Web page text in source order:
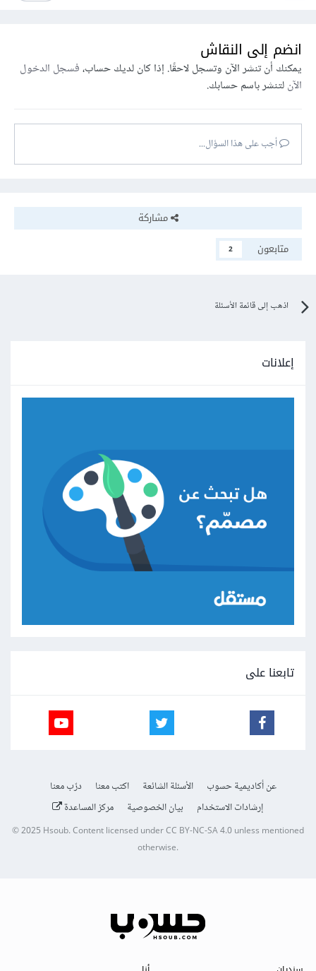
ثم اتبع التعليمات:
rm -Rf ios/Pods
rm -Rf ios/Flutter/Flutter.framework
rm -Rf ios/Flutter/Flutter.podspec
undefined-symbols-for-architecture-armv7
انضم إلى النقاش
يمكنك أن تنشر الآن وتسجل لاحقًا. إذا كان لديك حساب،فسجل الدخول
الآنلتنشر باسم حسابك.
أجب على هذا السؤال...
مشاركة
متابعون
2
اذهب إلى قائمة الأسئلة
إعلانات
تابعنا على
عن أكاديمية حسوب الأسئلة الشائعة اكتب معنا
درّب معنا
إرشادات الاستخدام
بيان الخصوصية مركز المساعدة
© 2025Hsoub.Content licensed underCC BY-NC-SA 4.0unless mentioned
otherwise.